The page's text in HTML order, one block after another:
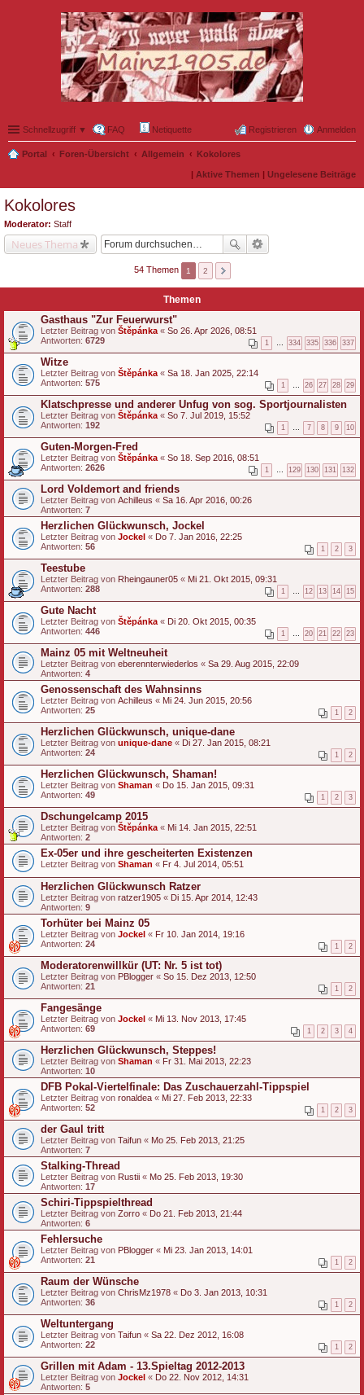
Schnellzugriff ▼ FAQ Netiquette Anmelden
Registrieren
Portal Foren-Übersicht Allgemein Kokolores
| Aktive Themen | Ungelesene Beiträge
Kokolores
Moderator: Staff
Neues Thema
54 Themen 1 2
Themen
Gasthaus "Zur Feuerwurst"
Letzter Beitrag von Štěpánka « So 26. Apr 2026, 08:51
Antworten: 6729 1 334 335 336 337
Witze
Letzter Beitrag von Štěpánka « Sa 18. Jan 2025, 22:14
Antworten: 575 1 26 27 28 29
Klatschpresse und anderer Unfug von sog. Sportjournalisten
Letzter Beitrag von Štěpánka « So 7. Jul 2019, 15:52
Antworten: 192 1 7 8 9 10
Guten-Morgen-Fred
Letzter Beitrag von Štěpánka « So 18. Sep 2016, 08:51
Antworten: 2626 1 129 130 131 132
Lord Voldemort and friends
Letzter Beitrag von Achilleus « Sa 16. Apr 2016, 00:26
Antworten: 7
Herzlichen Glückwunsch, Jockel
Letzter Beitrag von Jockel « Do 7. Jan 2016, 22:25
Antworten: 56 1 2 3
Teestube
Letzter Beitrag von Rheingauner05 « Mi 21. Okt 2015, 09:31
Antworten: 288 1 12 13 14 15
Gute Nacht
Letzter Beitrag von Štěpánka « Di 20. Okt 2015, 00:35
Antworten: 446 1 20 21 22 23
Mainz 05 mit Weltneuheit
Letzter Beitrag von eberennterwiederlos « Sa 29. Aug 2015, 22:09
Antworten: 4
Genossenschaft des Wahnsinns
Letzter Beitrag von Achilleus « Mi 24. Jun 2015, 20:56
Antworten: 25 1 2
Herzlichen Glückwunsch, unique-dane
Letzter Beitrag von unique-dane « Di 27. Jan 2015, 08:21
Antworten: 24 1 2
Herzlichen Glückwunsch, Shaman!
Letzter Beitrag von Shaman « Do 15. Jan 2015, 09:31
Antworten: 49 1 2 3
Dschungelcamp 2015
Letzter Beitrag von Štěpánka « Mi 14. Jan 2015, 22:51
Antworten: 2
Ex-05er und ihre gescheiterten Existenzen
Letzter Beitrag von Shaman « Fr 4. Jul 2014, 05:51
Herzlichen Glückwunsch Ratzer
Letzter Beitrag von ratzer1905 « Di 15. Apr 2014, 12:43
Antworten: 9
Torhüter bei Mainz 05
Letzter Beitrag von Jockel « Fr 10. Jan 2014, 19:16
Antworten: 24 1 2
Moderatorenwillkür (UT: Nr. 5 ist tot)
Letzter Beitrag von PBlogger « So 15. Dez 2013, 12:50
Antworten: 21 1 2
Fangesänge
Letzter Beitrag von Jockel « Mi 13. Nov 2013, 17:45
Antworten: 69 1 2 3 4
Herzlichen Glückwunsch, Steppes!
Letzter Beitrag von Shaman « Fr 31. Mai 2013, 22:23
Antworten: 10
DFB Pokal-Viertelfinale: Das Zuschauerzahl-Tippspiel
Letzter Beitrag von ronaldea « Mi 27. Feb 2013, 22:33
Antworten: 52 1 2 3
der Gaul tritt
Letzter Beitrag von Taifun « Mo 25. Feb 2013, 21:25
Antworten: 7
Stalking-Thread
Letzter Beitrag von Rustii « Mo 25. Feb 2013, 19:30
Antworten: 17
Schiri-Tippspielthread
Letzter Beitrag von Zorro « Do 21. Feb 2013, 21:44
Antworten: 6
Fehlersuche
Letzter Beitrag von PBlogger « Mi 23. Jan 2013, 14:01
Antworten: 21 1 2
Raum der Wünsche
Letzter Beitrag von ChrisMz1978 « Do 3. Jan 2013, 10:31
Antworten: 36 1 2
Weltuntergang
Letzter Beitrag von Taifun « Sa 22. Dez 2012, 16:08
Antworten: 22 1 2
Grillen mit Adam - 13.Spieltag 2012-2013
Letzter Beitrag von Jockel « Do 22. Nov 2012, 14:31
Antworten: 5